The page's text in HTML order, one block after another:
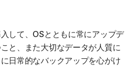
して、OSとともに常にアップデ
と、また大切なデータが人質に
日常的なバックアップを心がけ